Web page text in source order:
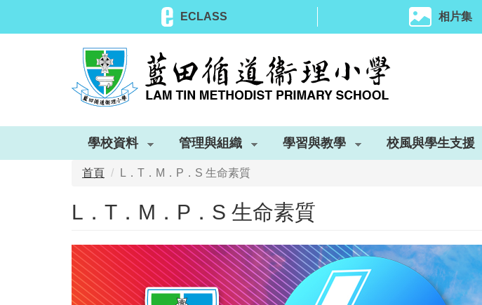
ECLASS 相片集
學校資料 管理與組織 學習與教學 校風與學生支援
首頁 L．T．M．P．S 生命素質
L．T．M．P．S 生命素質